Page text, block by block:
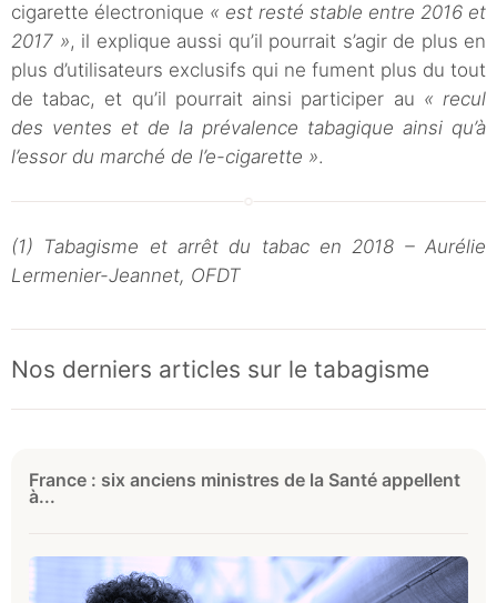
cigarette électronique « est resté stable entre 2016 et
2017 », il explique aussi qu’il pourrait s’agir de plus en
plus d’utilisateurs exclusifs qui ne fument plus du tout
de tabac, et qu’il pourrait ainsi participer au « recul
des ventes et de la prévalence tabagique ainsi qu’à
l’essor du marché de l’e-cigarette ».
(1) Tabagisme et arrêt du tabac en 2018 – Aurélie
Lermenier-Jeannet, OFDT
Nos derniers articles sur le tabagisme
France : six anciens ministres de la Santé appellent
à...